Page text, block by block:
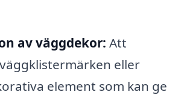
av väggdekor: Att
eller
element som kan ge